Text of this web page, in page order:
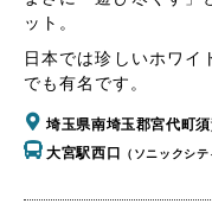
ット。
日本では珍しいホワイ
でも有名です。
埼玉県南埼玉郡宮代町
大宮駅西口
（ソニックシ